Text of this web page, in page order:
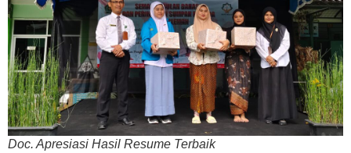
Doc. Apresiasi Hasil Resume Terbaik